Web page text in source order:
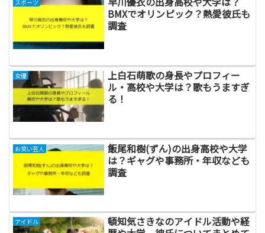
スポーツ
BMXでオリンピック？熱愛彼氏も
調査
女優
上白石萌歌の身長やプロフィー
ル・高校や大学は？歌もうますぎ
る！
お笑い芸人
飯尾和樹(ずん)の出身高校や大学
は？ギャグや事務所・年収なども
調査
アイドル
頓知気さきなのアイドル活動や経